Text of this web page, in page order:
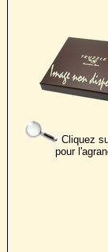
Cliquez
pour